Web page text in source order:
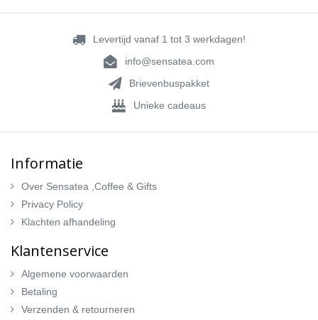
Levertijd vanaf 1 tot 3 werkdagen!
info@sensatea.com
Brievenbuspakket
Unieke cadeaus
Informatie
Over Sensatea ,Coffee & Gifts
Privacy Policy
Klachten afhandeling
Klantenservice
Algemene voorwaarden
Betaling
Verzenden & retourneren